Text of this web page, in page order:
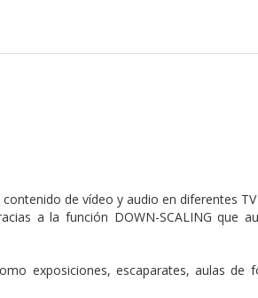
de vídeo y audio en diferentes
a la función DOWN-SCALING que
exposiciones, escaparates, aulas de